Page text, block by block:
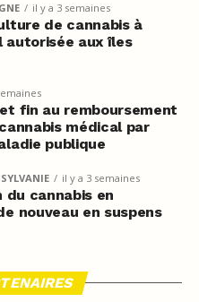
il y a 3 semaines
de cannabis à
autorisée aux îles
fin au remboursement
médical par
publique
il y a 3 semaines
du cannabis en
nouveau en suspens